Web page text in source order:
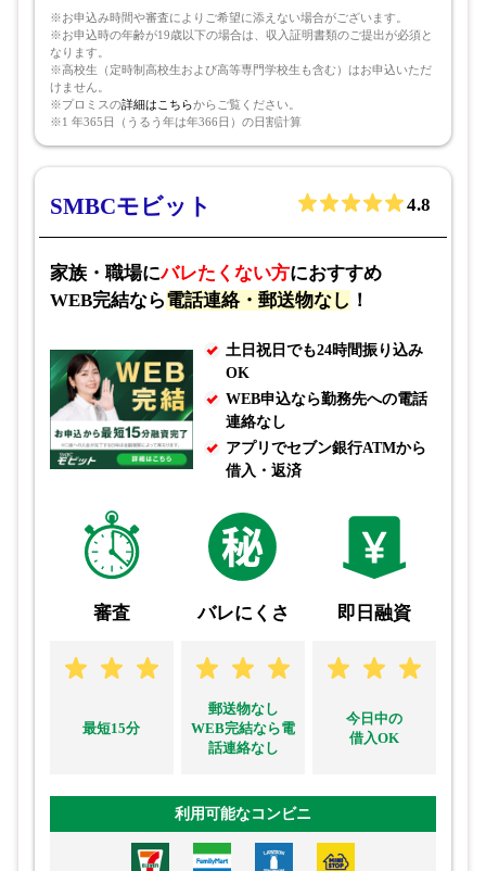
※お申込み時間や審査によりご希望に添えない場合がございます。
※お申込時の年齢が19歳以下の場合は、収入証明書類のご提出が必須と
なります。
※高校生（定時制高校生および高等専門学校生も含む）はお申込いただ
けません。
※プロミスの詳細はこちらからご覧ください。
※1 年365日（うるう年は年366日）の日割計算
SMBCモビット 4.8
家族・職場にバレたくない方におすすめ
WEB完結なら電話連絡・郵送物なし ！
土日祝日でも24時間振り込み
OK
WEB申込なら勤務先への電話
連絡なし
アプリでセブン銀行ATMから
借入・返済
審査
最短15分
バレにくさ
郵送物なし
WEB完結なら電
話連絡なし
即日融資
今日中の
借入OK
利用可能なコンビニ